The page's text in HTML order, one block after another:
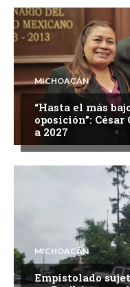
MICHOACÁN
“Hasta el más
oposición”:
a 2027
MICHOACÁN
Empistolado